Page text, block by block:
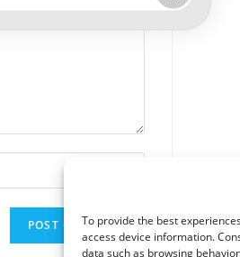
To provide the best
access device information.
data such as browsing